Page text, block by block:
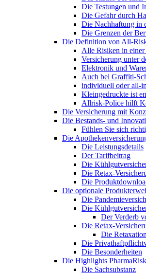
Die Testungen und
Die Gefahr durch
Die Nachhaftung in
Die Grenzen der
Die Definition von All-
Alle Risiken in einer
Versicherung unter
Elektronik und
Auch bei Graffiti-
individuell oder all-
Kleingedruckte ist
Allrisk-Police hilft
Die Versicherung mit
Die Bestands- und
Fühlen Sie sich
Die
Die Leistungsdetails
Der Tarifbeitrag
Die
Die Retax-
Die
Die optionale
Die
Die
Der Verderb
Die Retax-
Die
Die
Die Besonderheiten
Die Highlights
Die Sachsubstanz